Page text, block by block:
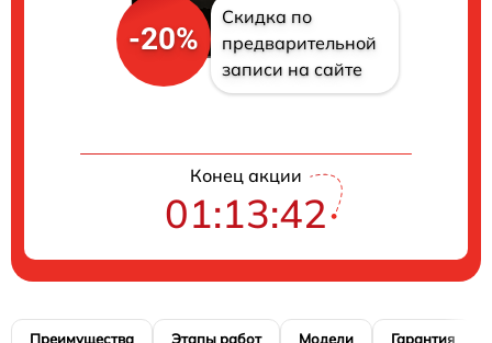
-20%
Скидка по
предварительной
записи на сайте
Конец акции
01:13:41
Преимущества Этапы работ Модели Гарантия